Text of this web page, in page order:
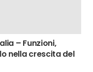
– Funzioni,
nella crescita del